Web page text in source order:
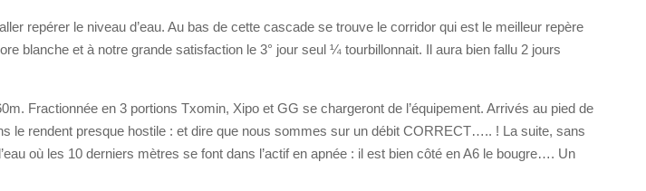
repérer le niveau d’eau. Au bas de cette cascade se trouve le corridor qui est le meilleur repère
blanche et à notre grande satisfaction le 3° jour seul ¼ tourbillonnait. Il aura bien fallu 2 jours
Fractionnée en 3 portions Txomin, Xipo et GG se chargeront de l’équipement. Arrivés au pied de
le rendent presque hostile : et dire que nous sommes sur un débit CORRECT….. ! La suite, sans
où les 10 derniers mètres se font dans l’actif en apnée : il est bien côté en A6 le bougre…. Un